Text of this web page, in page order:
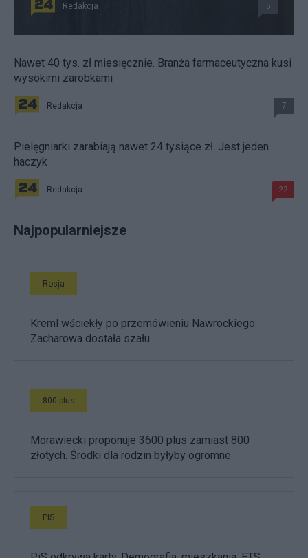
Redakcja 5
Nawet 40 tys. zł miesięcznie. Branża farmaceutyczna kusi
wysokimi zarobkami
Redakcja 7
Pielęgniarki zarabiają nawet 24 tysiące zł. Jest jeden
haczyk
Redakcja 22
Najpopularniejsze
Rosja
Kreml wściekły po przemówieniu Nawrockiego.
Zacharowa dostała szału
800 plus
Morawiecki proponuje 3600 plus zamiast 800
złotych. Środki dla rodzin byłyby ogromne
PiS